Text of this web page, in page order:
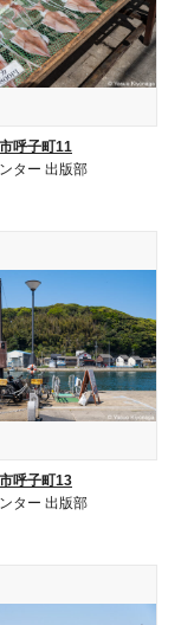
呼子町11
ター 出版部
呼子町13
ター 出版部